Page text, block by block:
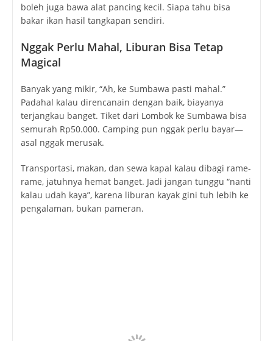
boleh juga bawa alat pancing kecil. Siapa tahu bisa
bakar ikan hasil tangkapan sendiri.
Nggak Perlu Mahal, Liburan Bisa Tetap
Magical
Banyak yang mikir, “Ah, ke Sumbawa pasti mahal.”
Padahal kalau direncanain dengan baik, biayanya
terjangkau banget. Tiket dari Lombok ke Sumbawa bisa
semurah Rp50.000. Camping pun nggak perlu bayar—
asal nggak merusak.
Transportasi, makan, dan sewa kapal kalau dibagi rame-
rame, jatuhnya hemat banget. Jadi jangan tunggu “nanti
kalau udah kaya”, karena liburan kayak gini tuh lebih ke
pengalaman, bukan pameran.